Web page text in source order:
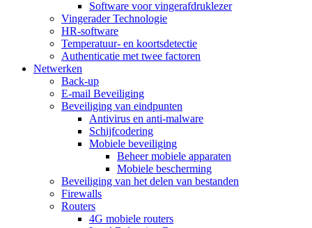
Software voor vingerafdruklezer
Vingerader Technologie
HR-software
Temperatuur- en koortsdetectie
Authenticatie met twee factoren
Netwerken
Back-up
E-mail Beveiliging
Beveiliging van eindpunten
Antivirus en anti-malware
Schijfcodering
Mobiele beveiliging
Beheer mobiele apparaten
Mobiele bescherming
Beveiliging van het delen van bestanden
Firewalls
Routers
4G mobiele routers